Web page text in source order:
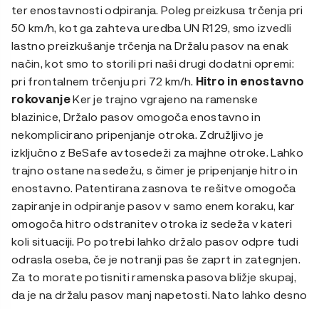
ter enostavnosti odpiranja. Poleg preizkusa trčenja pri
50 km/h, kot ga zahteva uredba UN R129, smo izvedli
lastno preizkušanje trčenja na Držalu pasov na enak
način, kot smo to storili pri naši drugi dodatni opremi:
pri frontalnem trčenju pri 72 km/h. Hitro in enostavno
rokovanjeKer je trajno vgrajeno na ramenske
blazinice, Držalo pasov omogoča enostavno in
nekomplicirano pripenjanje otroka. Združljivo je
izključno z BeSafe avtosedeži za majhne otroke. Lahko
trajno ostane na sedežu, s čimer je pripenjanje hitro in
enostavno. Patentirana zasnova te rešitve omogoča
zapiranje in odpiranje pasov v samo enem koraku, kar
omogoča hitro odstranitev otroka iz sedeža v kateri
koli situaciji. Po potrebi lahko držalo pasov odpre tudi
odrasla oseba, če je notranji pas še zaprt in zategnjen.
Za to morate potisniti ramenska pasova bližje skupaj,
da je na držalu pasov manj napetosti. Nato lahko desno